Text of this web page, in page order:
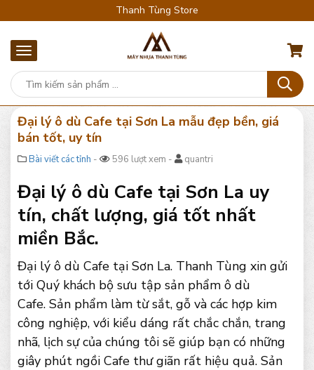
Thanh Tùng Store
Đại lý ô dù Cafe tại Sơn La mẫu đẹp bền, giá
bán tốt, uy tín
Bài viết các tỉnh - 596 lượt xem - quantri
Đại lý ô dù Cafe tại Sơn La uy
tín, chất lượng, giá tốt nhất
miền Bắc.
Đại lý ô dù Cafe tại Sơn La. Thanh Tùng xin gửi
tới Quý khách bộ sưu tập sản phẩm ô dù
Cafe. Sản phẩm làm từ sắt, gỗ và các hợp kim
công nghiệp, với kiểu dáng rất chắc chắn, trang
nhã, lịch sự của chúng tôi sẽ giúp bạn có những
giây phút ngồi Cafe thư giãn rất hiệu quả. Sản